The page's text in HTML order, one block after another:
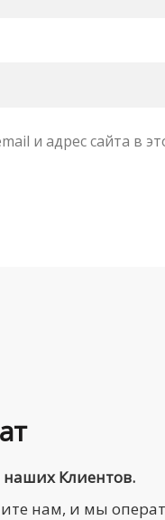
и адрес сайта в
Клиентов.
нам, и мы